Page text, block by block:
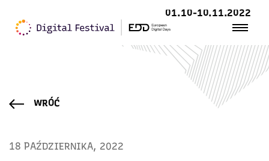
01.10-10.11.2022
WRÓĆ
18 PAŹDZIERNIKA, 2022